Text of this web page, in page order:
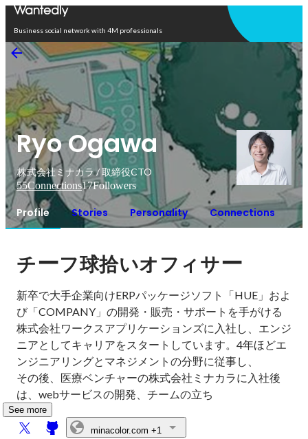
Business social network with 4M professionals
Ryo Ogawa
株式会社ミナカラ / 取締役CTO
55Connections17Followers
Profile Stories Personality Connections
チーフ球拾いオフィサー
新卒で大手企業向けERPパッケージソフト「HUE」およ
び「COMPANY」の開発・販売・サポートを手がける
株式会社ワークスアプリケーションズに入社し、エンジ
ニアとしてキャリアをスタートしています。4年ほどエ
ンジニアリングとマネジメントの分野に従事し、
その後、医療ベンチャーの株式会社ミナカラに入社後
は、webサービスの開発、チームの立ち
See more
minacolor.com +1